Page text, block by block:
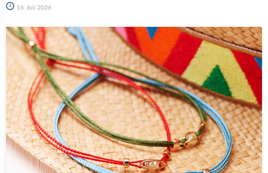
16. Juli 2026